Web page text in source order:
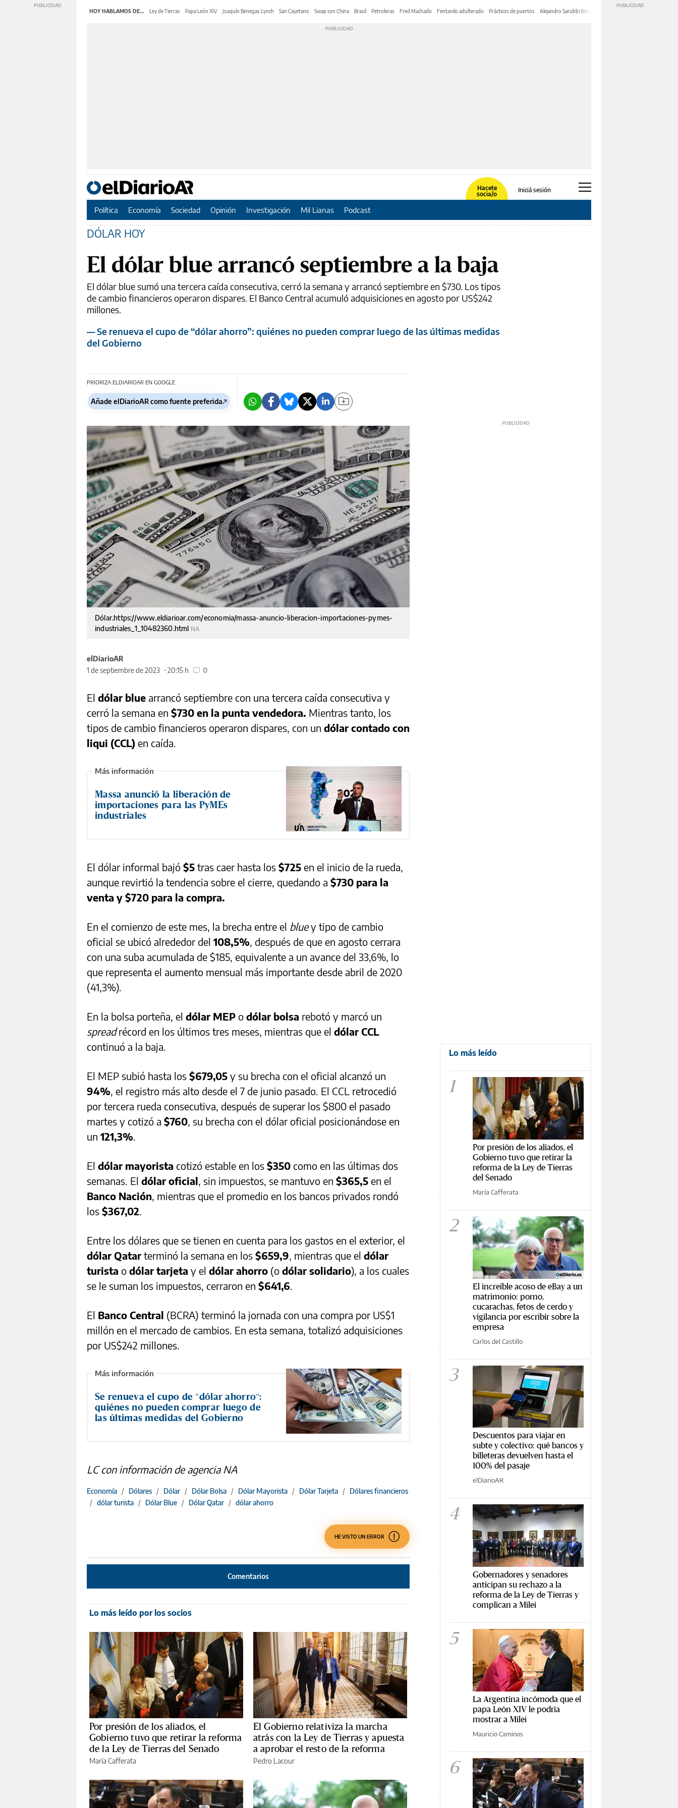
HOY HABLAMOS DE... Ley de Tierras Papa León XIV Joaquín Benegas Lynch San Cayetano Swap con China Brasil Petroleras Fred Machado Fentanilo adulterado Prácticos de puertos Alejandro Sarubbi Benítez
Hacete
socia/o
Iniciá sesión
Política Economía Sociedad Opinión Investigación Mil Lianas Podcast
DÓLAR HOY
El dólar blue arrancó septiembre a la baja
El dólar blue sumó una tercera caída consecutiva, cerró la semana y arrancó septiembre en $730. Los tipos
de cambio financieros operaron dispares. El Banco Central acumuló adquisiciones en agosto por US$242
millones.
— Se renueva el cupo de “dólar ahorro”: quiénes no pueden comprar luego de las últimas medidas
del Gobierno
PRIORIZA ELDIARIOAR EN GOOGLE
Añade elDiarioAR como fuente preferida
Dólar.https://www.eldiarioar.com/economia/massa-anuncio-liberacion-importaciones-pymes-
industriales_1_10482360.html NA
elDiarioAR
1 de septiembre de 2023
20:15 h 0
El dólar blue arrancó septiembre con una tercera caída consecutiva y
cerró la semana en $730 en la punta vendedora. Mientras tanto, los
tipos de cambio financieros operaron dispares, con un dólar contado con
liqui (CCL) en caída.
Massa anunció la liberación de
importaciones para las PyMEs
industriales
El dólar informal bajó $5 tras caer hasta los $725 en el inicio de la rueda,
aunque revirtió la tendencia sobre el cierre, quedando a $730 para la
venta y $720 para la compra.
En el comienzo de este mes, la brecha entre el bluey tipo de cambio
oficial se ubicó alrededor del 108,5%, después de que en agosto cerrara
con una suba acumulada de $185, equivalente a un avance del 33,6%, lo
que representa el aumento mensual más importante desde abril de 2020
(41,3%).
En la bolsa porteña, el dólar MEP o dólar bolsa rebotó y marcó un
spreadrécord en los últimos tres meses, mientras que el dólar CCL
continuó a la baja.
El MEP subió hasta los $679,05 y su brecha con el oficial alcanzó un
94%, el registro más alto desde el 7 de junio pasado. El CCL retrocedió
por tercera rueda consecutiva, después de superar los $800 el pasado
martes y cotizó a $760, su brecha con el dólar oficial posicionándose en
un 121,3%.
El dólar mayorista cotizó estable en los $350 como en las últimas dos
semanas. El dólar oficial, sin impuestos, se mantuvo en $365,5 en el
Banco Nación, mientras que el promedio en los bancos privados rondó
los $367,02.
Entre los dólares que se tienen en cuenta para los gastos en el exterior, el
dólar Qatar terminó la semana en los $659,9, mientras que el dólar
turista o dólar tarjeta y el dólar ahorro (o dólar solidario), a los cuales
se le suman los impuestos, cerraron en $641,6.
El Banco Central (BCRA) terminó la jornada con una compra por US$1
millón en el mercado de cambios. En esta semana, totalizó adquisiciones
por US$242 millones.
Se renueva el cupo de "dólar ahorro":
quiénes no pueden comprar luego de
las últimas medidas del Gobierno
LC con información de agencia NA
Economía / Dólares / Dólar / Dólar Bolsa / Dólar Mayorista / Dólar Tarjeta / Dólares financieros
/ dólar turista / Dólar Blue / Dólar Qatar / dólar ahorro
HE VISTO UN ERROR
Comentarios
Lo más leído por los socios
Por presión de los aliados, el
Gobierno tuvo que retirar la reforma
de la Ley de Tierras del Senado
María Cafferata
El Gobierno relativiza la marcha
atrás con la Ley de Tierras y apuesta
a aprobar el resto de la reforma
Pedro Lacour
Lo más leído
1
Por presión de los aliados, el
Gobierno tuvo que retirar la
reforma de la Ley de Tierras
del Senado
María Cafferata
2
El increíble acoso de eBay a un
matrimonio: porno,
cucarachas, fetos de cerdo y
vigilancia por escribir sobre la
empresa
Carlos del Castillo
3
Descuentos para viajar en
subte y colectivo: qué bancos y
billeteras devuelven hasta el
100% del pasaje
elDiarioAR
4
Gobernadores y senadores
anticipan su rechazo a la
reforma de la Ley de Tierras y
complican a Milei
5
La Argentina incómoda que el
papa León XIV le podría
mostrar a Milei
Mauricio Caminos
6